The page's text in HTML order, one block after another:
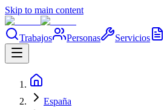
Skip to main content
Trabajos Personas Servicios
España